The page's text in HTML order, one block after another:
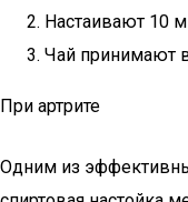
Настаивают 10
Чай принимают
При артрите
Одним из